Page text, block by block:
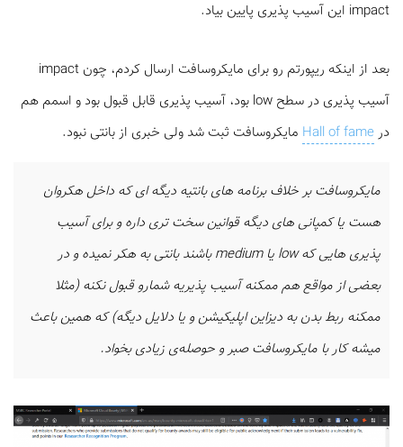
impact این آسیب پذیری پایین بیاد.
بعد از اینکه ریپورتم رو برای مایکروسافت ارسال کردم، چون impact
آسیب پذیری در سطح low بود، آسیب پذیری قابل قبول بود و اسمم هم
درHall of fameمایکروسافت ثبت شد ولی خبری از بانتی نبود.
مایکروسافت بر خلاف برنامه های بانتیه دیگه ای که داخل هکروان
هست یا کمپانی های دیگه قوانین سخت تری داره و برای آسیب
پذیری هایی که low یا medium باشند بانتی به هکر نمیده و در
بعضی از مواقع هم ممکنه آسیب پذیریه شمارو قبول نکنه (مثلا
ممکنه ربط بدن به دیزاین اپلیکیشن و یا دلایل دیگه) که همین باعث
میشه کار با مایکروسافت صبر و حوصله‌ی زیادی بخواد.